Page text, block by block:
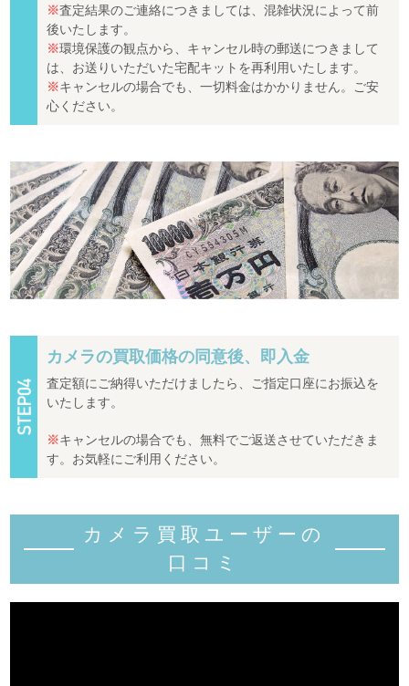
※査定結果のご連絡につきましては、混雑状況によって前
後いたします。
※環境保護の観点から、キャンセル時の郵送につきまして
は、お送りいただいた宅配キットを再利用いたします。
※キャンセルの場合でも、一切料金はかかりません。ご安
心ください。
カメラの買取価格の同意後、即入金
査定額にご納得いただけましたら、ご指定口座にお振込を
いたします。
※キャンセルの場合でも、無料でご返送させていただきま
す。お気軽にご利用ください。
カメラ買取ユーザーの
口コミ